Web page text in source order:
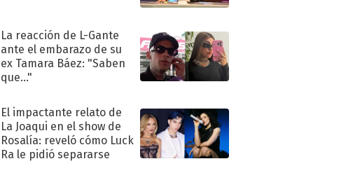
La reacción de L-Gante
ante el embarazo de su
ex Tamara Báez: "Saben
que..."
El impactante relato de
La Joaqui en el show de
Rosalía: reveló cómo Luck
Ra le pidió separarse